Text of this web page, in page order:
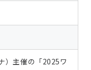
）主催の「2025ワ